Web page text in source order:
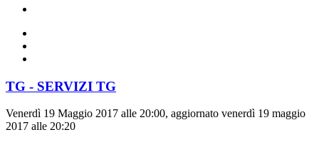
TG - SERVIZI TG
Venerdì 19 Maggio 2017 alle 20:00, aggiornato venerdì 19 maggio
2017 alle 20:20